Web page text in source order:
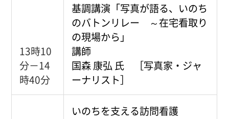
13時10
分－14
時40分
基調講演「写真が語る、いのち
のバトンリレー ～在宅看取り
の現場から」
講師
国森 康弘 氏 ［写真家・ジャ
ーナリスト］
いのちを支える訪問看護